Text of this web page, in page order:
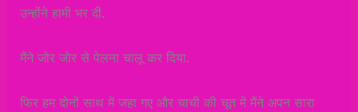
उन्होंने हामी भर दी.
मैंने जोर जोर से पेलना चालू कर दिया.
फिर हम दोनों साथ में जहा गए और चाची की चूत में मैंने अपन सारा